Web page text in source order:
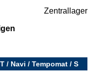
Zentrallager
/ Navi / Tempomat / S